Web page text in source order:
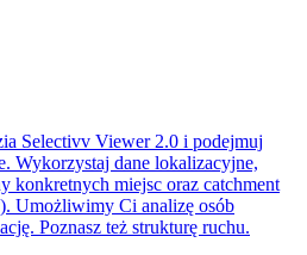
Selectivv Viewer 2.0 i podejmuj
Wykorzystaj dane lokalizacyjne,
konkretnych miejsc oraz catchment
Umożliwimy Ci analizę osób
Poznasz też strukturę ruchu.